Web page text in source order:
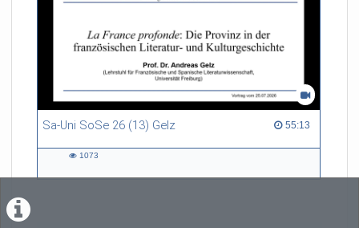
Sa-Uni SoSe 26 (13) Gelz 55:13
55:13 duration
1073